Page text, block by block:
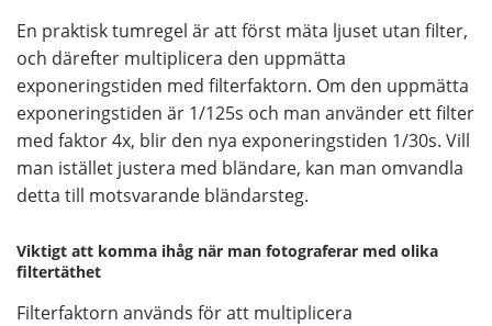
En praktisk tumregel är att först mäta ljuset utan filter,
och därefter multiplicera den uppmätta
exponeringstiden med filterfaktorn. Om den uppmätta
exponeringstiden är 1/125s och man använder ett filter
med faktor 4x, blir den nya exponeringstiden 1/30s. Vill
man istället justera med bländare, kan man omvandla
detta till motsvarande bländarsteg.
Viktigt att komma ihåg när man fotograferar med olika
filtertäthet
Filterfaktorn används för att multiplicera